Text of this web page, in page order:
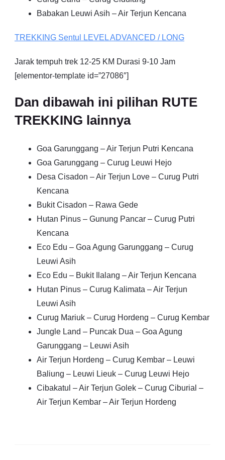
Babakan Leuwi Asih – Air Terjun Kencana
TREKKING Sentul LEVEL ADVANCED / LONG
Jarak tempuh trek 12-25 KM Durasi 9-10 Jam
[elementor-template id=”27086″]
Dan dibawah ini pilihan RUTE
TREKKING lainnya
Goa Garunggang – Air Terjun Putri Kencana
Goa Garunggang – Curug Leuwi Hejo
Desa Cisadon – Air Terjun Love – Curug Putri
Kencana
Bukit Cisadon – Rawa Gede
Hutan Pinus – Gunung Pancar – Curug Putri
Kencana
Eco Edu – Goa Agung Garunggang – Curug
Leuwi Asih
Eco Edu – Bukit Ilalang – Air Terjun Kencana
Hutan Pinus – Curug Kalimata – Air Terjun
Leuwi Asih
Curug Mariuk – Curug Hordeng – Curug Kembar
Jungle Land – Puncak Dua – Goa Agung
Garunggang – Leuwi Asih
Air Terjun Hordeng – Curug Kembar – Leuwi
Baliung – Leuwi Lieuk – Curug Leuwi Hejo
Cibakatul – Air Terjun Golek – Curug Ciburial –
Air Terjun Kembar – Air Terjun Hordeng